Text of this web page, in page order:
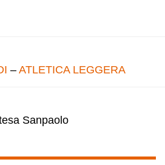
– ATLETICA LEGGERA
Sanpaolo